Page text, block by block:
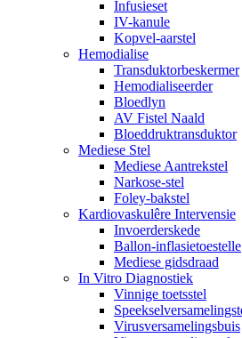
Infusieset
IV-kanule
Kopvel-aarstel
Hemodialise
Transduktorbeskermer
Hemodialiseerder
Bloedlyn
AV Fistel Naald
Bloeddruktransduktor
Mediese Stel
Mediese Aantrekstel
Narkose-stel
Foley-bakstel
Kardiovaskulêre Intervensie
Invoerderskede
Ballon-inflasietoestelle
Mediese gidsdraad
In Vitro Diagnostiek
Vinnige toetsstel
Virusversamelingsbuis